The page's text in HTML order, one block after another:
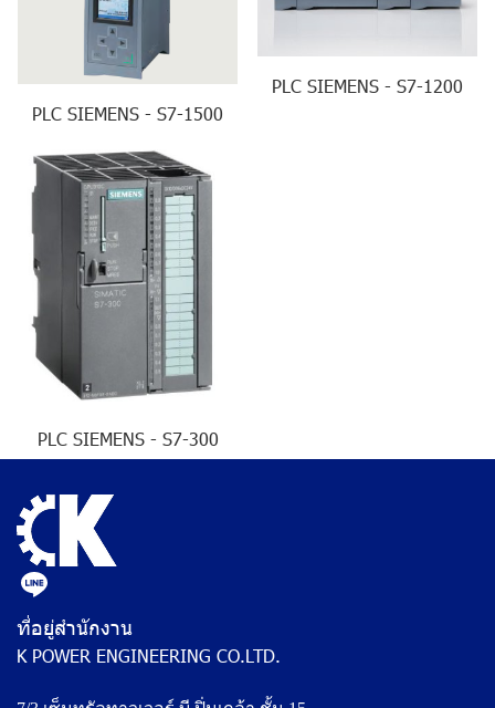
PLC SIEMENS - S7-1500
PLC SIEMENS - S7-1200
PLC SIEMENS - S7-300
ที่อยู่สำนักงาน
K POWER ENGINEERING CO.LTD.